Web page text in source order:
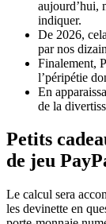
aujourd’hui,
indiquer.
De 2026,
par nos
Finalement,
l’péripétie
En
de la
Petits
de jeu
Le calcul sera
les devinette en